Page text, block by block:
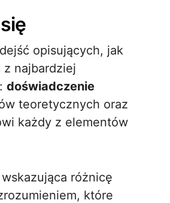
opisujących, jak
z najbardziej
doświadczenie
teoretycznych oraz
każdy z elementów
różnicę
które